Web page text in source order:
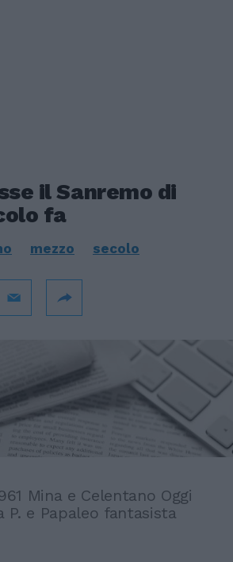
il Sanremo di
fa
mezzo secolo
Mina e Celentano Oggi
P. e Papaleo fantasista